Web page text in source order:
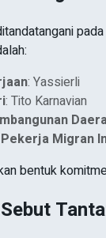
: Yassierli
: Tito Karnavian
Migran
bentuk